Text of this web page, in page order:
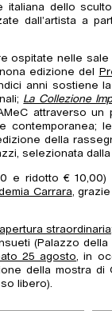
italiana dello
dall’artista a
ospitate nelle sale
edizione del
anni sostiene
La Collezione
attraverso un
contemporanea;
della
selezionata dalla
e ridotto €
Carrara ,
apertura straordinaria
(Palazzo della
25 agosto, in
della mostra di
libero).